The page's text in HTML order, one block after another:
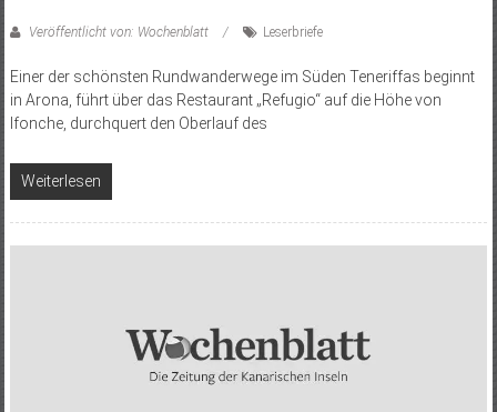
Veröffentlicht von: Wochenblatt Leserbriefe
Einer der schönsten Rundwanderwege im Süden Teneriffas beginnt
in Arona, führt über das Restaurant „Refugio“ auf die Höhe von
Ifonche, durchquert den Oberlauf des
Weiterlesen